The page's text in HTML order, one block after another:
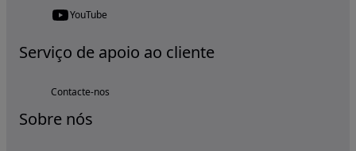
YouTube
Serviço de apoio ao cliente
Contacte-nos
Sobre nós